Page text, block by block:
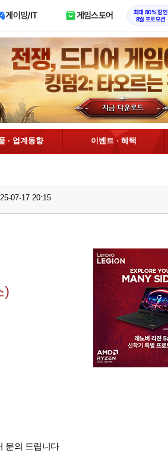
게이밍/IT 게임스토어
최대 90% 할인
8월 프로모션
· 업계동향 이벤트 · 혜택
07-17 20:15
)
문의 드립니다